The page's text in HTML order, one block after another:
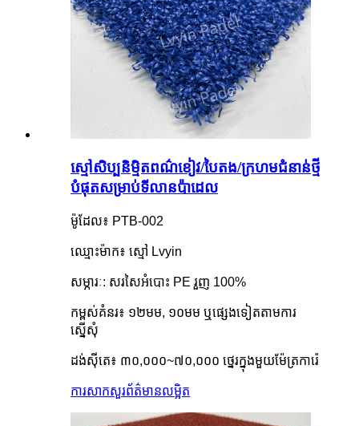
ស្មៅសិប្បនិម្មិតពណ៌ខៀវ/បៃតង/ក្រហមជំនាន់ថ្មី
បំផុតសម្រាប់ទីលានប៉ាដេល
ម៉ូដែល៖ PTB-002
ឈ្មោះម៉ាក៖ ស្មៅ Lvyin
សម្ភារៈ: សរសៃអំបោះ PE រួញ 100%
កម្ពស់គំនរ៖ ១២មម, ១០មម ឬផ្សេងទៀតតាមការ
ស្នើសុំ
ដង់ស៊ីតេ៖ ៣០,០០០~៧០,០០០ ថ្នេរក្នុងមួយម៉ែត្រការ៉េ
ការសាកសួរព័ត៌មានលម្អិត